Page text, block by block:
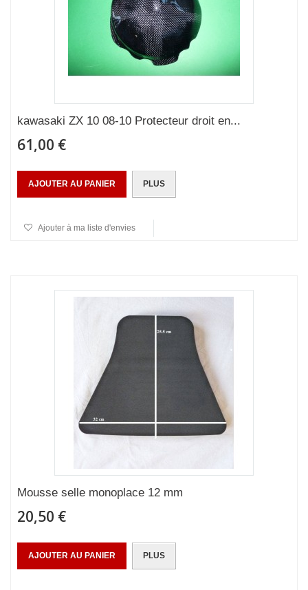
kawasaki ZX 10 08-10 Protecteur droit en...
61,00 €
AJOUTER AU PANIER PLUS
Ajouter à ma liste d'envies
Mousse selle monoplace 12 mm
20,50 €
AJOUTER AU PANIER PLUS